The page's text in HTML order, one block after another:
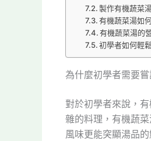
製作有機蔬菜
有機蔬菜湯如
有機蔬菜湯的
初學者如何輕
為什麼初學者需要
對於初學者來說，
雜的料理，有機蔬
風味更能突顯湯品